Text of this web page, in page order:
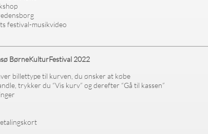
festival-musikvideo
BørneKulturFestival 2022
billettype til kurven, du ønsker at købe
trykker du “Vis kurv” og derefter “Gå til kassen”